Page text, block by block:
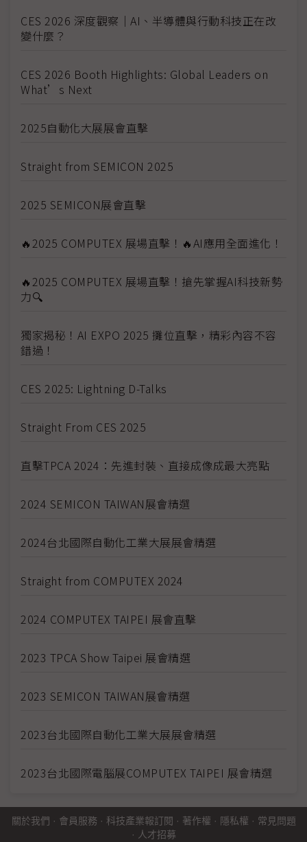
CES 2026 深度觀察｜AI、半導體與行動科技正在改
變什麼？
CES 2026 Booth Highlights: Global Leaders on
What’s Next
2025自動化大展展會直擊
Straight from SEMICON 2025
2025 SEMICON展會直擊
🔥2025 COMPUTEX 展場直擊！🔥AI應用全面進化！
🔥2025 COMPUTEX 展場直擊！搶先掌握AI科技新勢
力🔍
獨家揭秘！AI EXPO 2025 攤位直擊，精彩內容不容
錯過！
CES 2025: Lightning D-Talks
Straight From CES 2025
直擊TPCA 2024：先進封裝、直接成像成最大亮點
2024 SEMICON TAIWAN展會精選
2024台北國際自動化工業大展展會精選
Straight from COMPUTEX 2024
2024 COMPUTEX TAIPEI 展會直擊
2023 TPCA Show Taipei 展會精選
2023 SEMICON TAIWAN展會精選
2023台北國際自動化工業大展展會精選
2023台北國際電腦展COMPUTEX TAIPEI 展會精選
關於我們 · 會員服務 · 科技產業報訂閱 · 著作權 · 隱私權 · 常見問題
· 人才招募